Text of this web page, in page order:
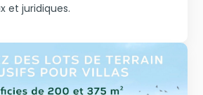
et juridiques.